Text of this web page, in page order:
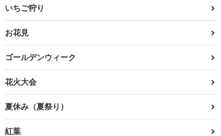
いちご狩り
お花見
ゴールデンウィーク
花火大会
夏休み（夏祭り）
紅葉